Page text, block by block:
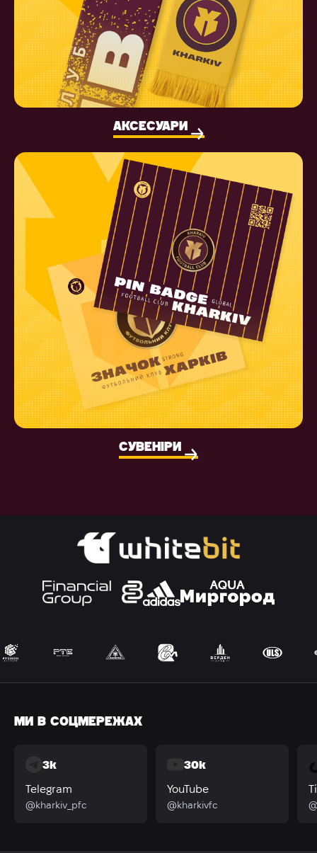
АКСЕСУАРИ
СУВЕНІРИ
МИ В СОЦМЕРЕЖАХ
3k
Telegram
@kharkiv_pfc
30k
YouTube
@kharkivfc